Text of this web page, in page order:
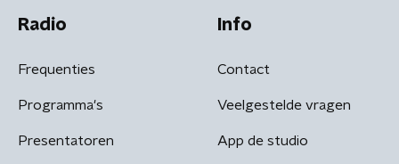
Radio
Frequenties
Programma's
Presentatoren
Info
Contact
Veelgestelde vragen
App de studio